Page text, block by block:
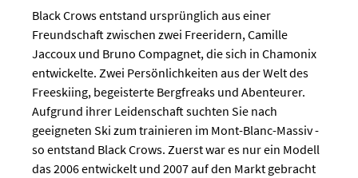
Black Crows entstand ursprünglich aus einer
Freundschaft zwischen zwei Freeridern, Camille
Jaccoux und Bruno Compagnet, die sich in Chamonix
entwickelte. Zwei Persönlichkeiten aus der Welt des
Freeskiing, begeisterte Bergfreaks und Abenteurer.
Aufgrund ihrer Leidenschaft suchten Sie nach
geeigneten Ski zum trainieren im Mont-Blanc-Massiv -
so entstand Black Crows. Zuerst war es nur ein Modell
das 2006 entwickelt und 2007 auf den Markt gebracht